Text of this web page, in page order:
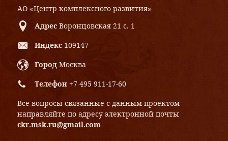
АО «Центр комплексного развития»
Адрес Воронцовская 21 с. 1
Индекс 109147
Город Москва
Телефон +7 495 911-17-60
Все вопросы связанные с данным проектом
направляйте по адресу электронной почты
ckr.msk.ru@gmail.com